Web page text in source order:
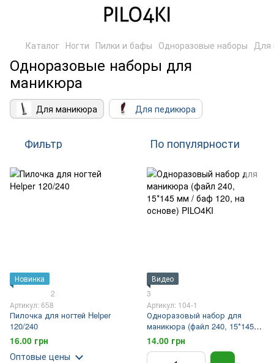
Каталог Ногти Пилки и бафы Одноразовые наборы Для
Одноразовые наборы для
маникюра
Для маникюра Для педикюра
Фильтр По популярности
Новинка
2
Артикул: 658
Пилочка для ногтей Helper
120/240
16.00 грн
Оптовые цены
Видео
3
Артикул: 104-1
Одноразовый набор для
маникюра (файл 240, 15*145
мм / баф 120, на основе)
PILO4KI
14.00 грн